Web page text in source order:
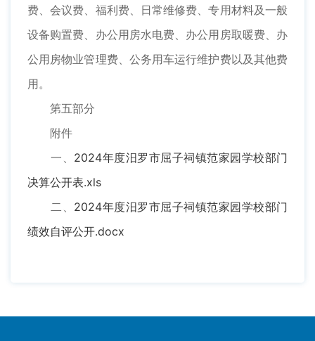
费、会议费、福利费、日常维修费、专用材料及一般
设备购置费、办公用房水电费、办公用房取暖费、办
公用房物业管理费、公务用车运行维护费以及其他费
用。
第五部分
附件
一、 2024年度汨罗市屈子祠镇范家园学校部门
决算公开表.xls
二、 2024年度汨罗市屈子祠镇范家园学校部门
绩效自评公开.docx